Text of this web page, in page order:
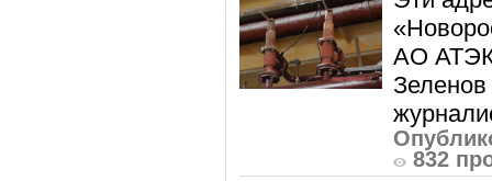
АО АТЭК
Зеленов
832